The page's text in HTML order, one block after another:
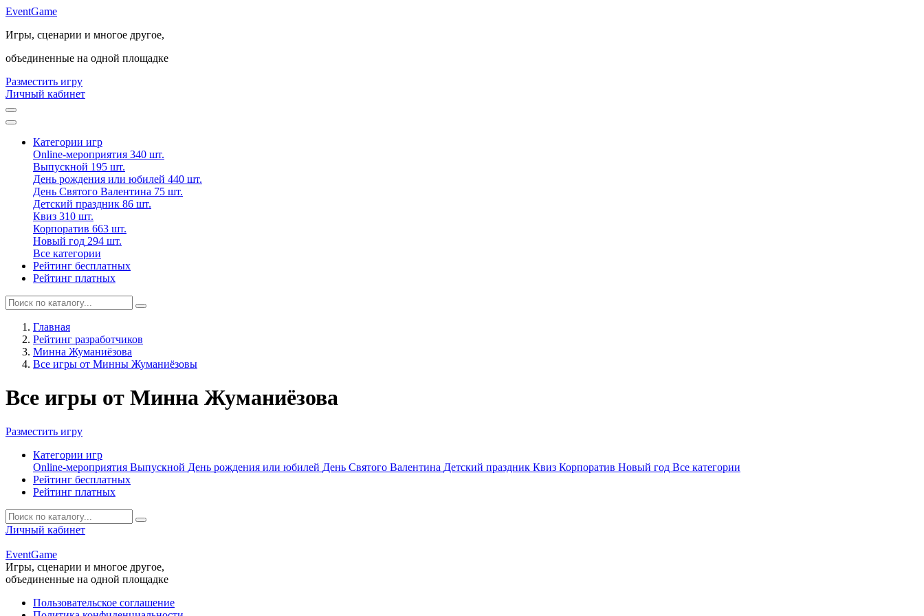
EventGame
Игры, сценарии и многое другое,
объединенные на одной площадке
Разместить игру
Личный кабинет
Категории игр
Online-мероприятия 340 шт.
Выпускной 195 шт.
День рождения или юбилей 440 шт.
День Святого Валентина 75 шт.
Детский праздник 86 шт.
Квиз 310 шт.
Корпоратив 663 шт.
Новый год 294 шт.
Все категории
Рейтинг бесплатных
Рейтинг платных
Главная
Рейтинг разработчиков
Минна Жуманиёзова
Все игры от Минны Жуманиёзовы
Все игры от Минна Жуманиёзова
Разместить игру
Категории игр
Online-мероприятия Выпускной День рождения или юбилей День Святого Валентина Детский праздник Квиз Корпоратив Новый год Все категории
Рейтинг бесплатных
Рейтинг платных
Личный кабинет
EventGame
Игры, сценарии и многое другое,
объединенные на одной площадке
Пользовательское соглашение